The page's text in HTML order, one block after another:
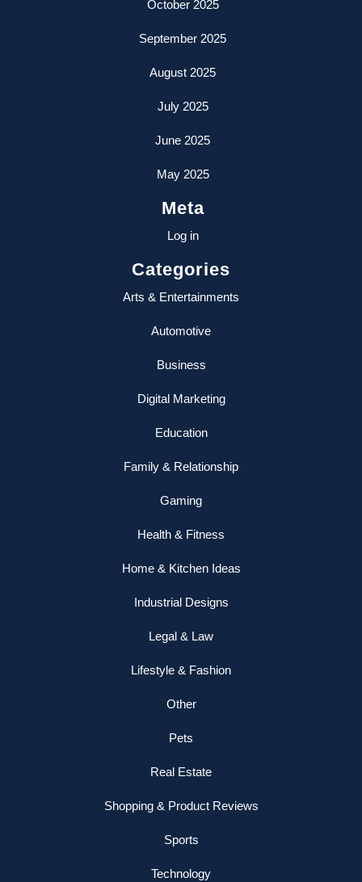
October 2025
September 2025
August 2025
July 2025
June 2025
May 2025
Meta
Log in
Categories
Arts & Entertainments
Automotive
Business
Digital Marketing
Education
Family & Relationship
Gaming
Health & Fitness
Home & Kitchen Ideas
Industrial Designs
Legal & Law
Lifestyle & Fashion
Other
Pets
Real Estate
Shopping & Product Reviews
Sports
Technology